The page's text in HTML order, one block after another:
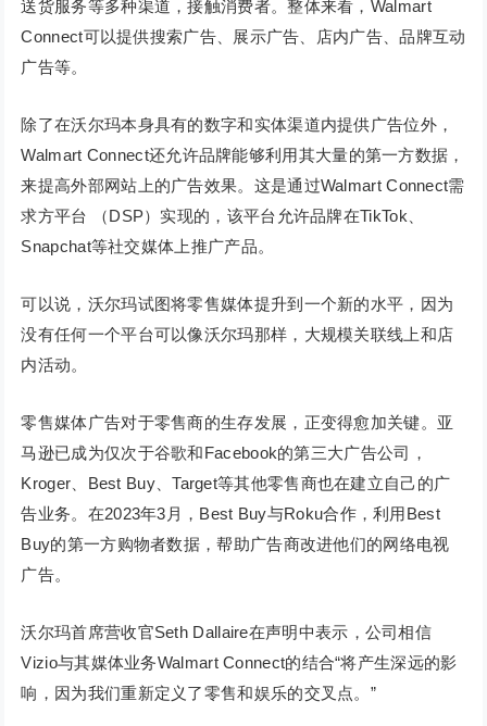
送货服务等多种渠道，接触消费者。整体来看，Walmart
Connect可以提供搜索广告、展示广告、店内广告、品牌互动
广告等。
除了在沃尔玛本身具有的数字和实体渠道内提供广告位外，
Walmart Connect还允许品牌能够利用其大量的第一方数据，
来提高外部网站上的广告效果。这是通过Walmart Connect需
求方平台 （DSP）实现的，该平台允许品牌在TikTok、
Snapchat等社交媒体上推广产品。
可以说，沃尔玛试图将零售媒体提升到一个新的水平，因为
没有任何一个平台可以像沃尔玛那样，大规模关联线上和店
内活动。
零售媒体广告对于零售商的生存发展，正变得愈加关键。亚
马逊已成为仅次于谷歌和Facebook的第三大广告公司，
Kroger、Best Buy、Target等其他零售商也在建立自己的广
告业务。在2023年3月，Best Buy与Roku合作，利用Best
Buy的第一方购物者数据，帮助广告商改进他们的网络电视
广告。
沃尔玛首席营收官Seth Dallaire在声明中表示，公司相信
Vizio与其媒体业务Walmart Connect的结合“将产生深远的影
响，因为我们重新定义了零售和娱乐的交叉点。”